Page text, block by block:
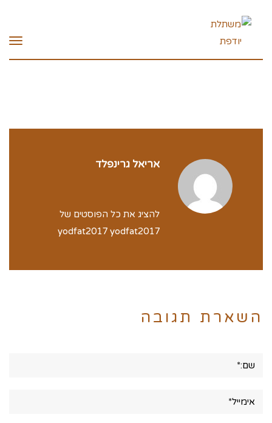
אריאל גרינפלד
להציג את כל הפוסטים של
yodfat2017 yodfat2017
השארת תגובה